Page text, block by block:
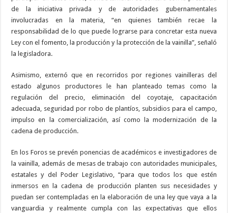
de la iniciativa privada y de autoridades gubernamentales
involucradas en la materia, “en quienes también recae la
responsabilidad de lo que puede lograrse para concretar esta nueva
Ley con el fomento, la producción y la protección de la vainilla”, señaló
la legisladora.
Asimismo, externó que en recorridos por regiones vainilleras del
estado algunos productores le han planteado temas como la
regulación del precio, eliminación del coyotaje, capacitación
adecuada, seguridad por robo de plantíos, subsidios para el campo,
impulso en la comercialización, así como la modernización de la
cadena de producción.
En los Foros se prevén ponencias de académicos e investigadores de
la vainilla, además de mesas de trabajo con autoridades municipales,
estatales y del Poder Legislativo, “para que todos los que estén
inmersos en la cadena de producción planten sus necesidades y
puedan ser contempladas en la elaboración de una ley que vaya a la
vanguardia y realmente cumpla con las expectativas que ellos